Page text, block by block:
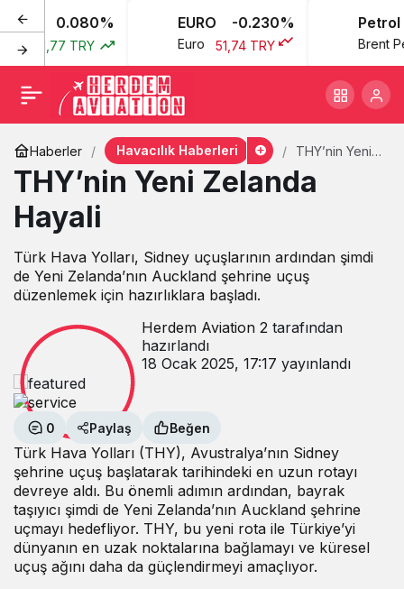
0.080%
43,77 TRY
EURO -0.230%
Euro 51,74 TRY
Petrol
Brent
Haberler Havacılık Haberleri
THY’nin Yeni
Hayali
THY’nin Yeni Zelanda
Hayali
Türk Hava Yolları, Sidney uçuşlarının ardından şimdi
de Yeni Zelanda’nın Auckland şehrine uçuş
düzenlemek için hazırlıklara başladı.
Herdem Aviation 2 tarafından
hazırlandı
18 Ocak 2025, 17:17 yayınlandı
0 Paylaş Beğen
Türk Hava Yolları (THY), Avustralya’nın Sidney
şehrine uçuş başlatarak tarihindeki en uzun rotayı
devreye aldı. Bu önemli adımın ardından, bayrak
taşıyıcı şimdi de Yeni Zelanda’nın Auckland şehrine
uçmayı hedefliyor. THY, bu yeni rota ile Türkiye’yi
dünyanın en uzak noktalarına bağlamayı ve küresel
uçuş ağını daha da güçlendirmeyi amaçlıyor.